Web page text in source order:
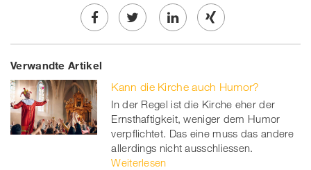
Share
on
Facebook
Twe
on
twitt
er
Share
linkedin
Share
Xing
Verwandte Artikel
Kann die Kirche auch Humor?
In der Regel ist die Kirche eher der
Ernsthaftigkeit, weniger dem Humor
verpflichtet. Das eine muss das andere
allerdings nicht ausschliessen.
Weiterlesen